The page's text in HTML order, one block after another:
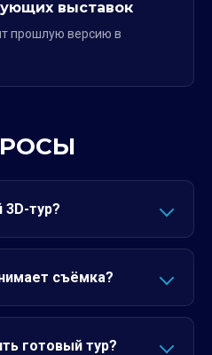
выставок
прошлую версию в
3D-тур?
съёмка?
готовый тур?